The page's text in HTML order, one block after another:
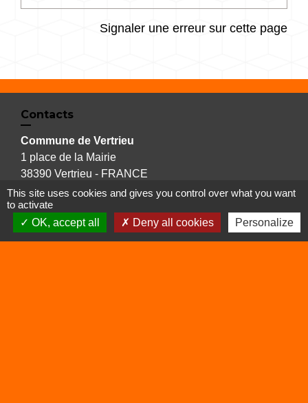
Signaler une erreur sur cette page
Contacts
Commune de Vertrieu
1 place de la Mairie
38390 Vertrieu - FRANCE
+33 4 74 90 61 68
This site uses cookies and gives you control over what you want
to activate
OK, accept all
Deny all cookies Personalize